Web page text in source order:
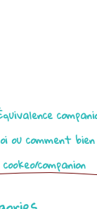
ou comment
companion